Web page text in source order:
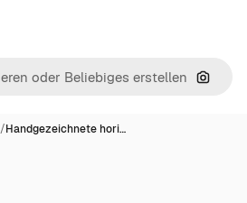
Nach
/Handgezeichnete hori…